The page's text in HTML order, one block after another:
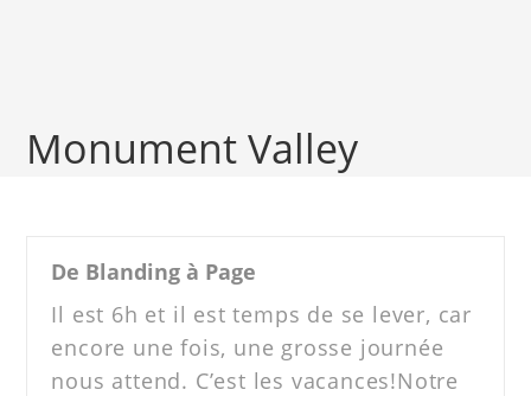
Monument Valley
De Blanding à Page
Il est 6h et il est temps de se lever, car
encore une fois, une grosse journée
nous attend. C’est les vacances!Notre